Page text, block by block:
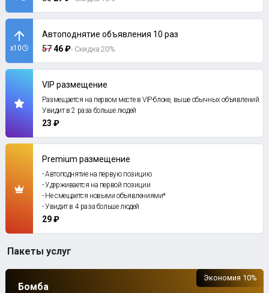
x10
Автоподнятие объявления 10 раз
5746 ₽- Скидка 20%
VIP размещение
Размещается на первом месте в VIP-блоке, выше обычных объявлений.
Увидит в 2 раза больше людей
23 ₽
Premium размещение
- Автоподнятие на первую позицию
- Удерживается на первой позиции
- Не смещается новыми объявлениями*
- Увидит в 4 раза больше людей
29 ₽
Пакеты услуг
Бомба
Экономия 10%